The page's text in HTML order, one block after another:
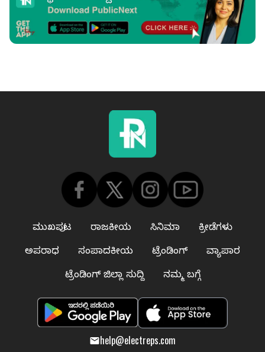
ಮುಖಪುಟ ರಾಜಕೀಯ ಸಿನಿಮಾ
ಕ್ರೀಡೆಗಳು
ಅಪರಾಧ
ಸಂಪಾದಕೀಯ ಟ್ರೆಂಡಿಂಗ್
ವ್ಯಾಪಾರ
ಟ್ರೆಂಡಿಂಗ್ ಜಿಲ್ಲಾ ಸುದ್ದಿ
ನಮ್ಮ ಬಗ್ಗೆ
help@electreps.com